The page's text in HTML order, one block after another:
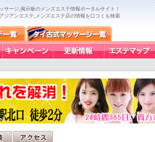
サージ,掲示板のメンズエステ情報ポータルサイト！
ジアンエステ,メンズエステ店の情報を口コミも検索